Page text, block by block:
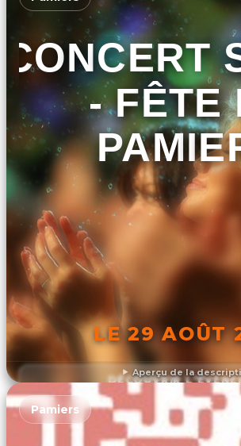
Aperçu de la
CONCERT
- FÊTE
LE 29 AOÛT
DÉCOUVRIR
Pamiers